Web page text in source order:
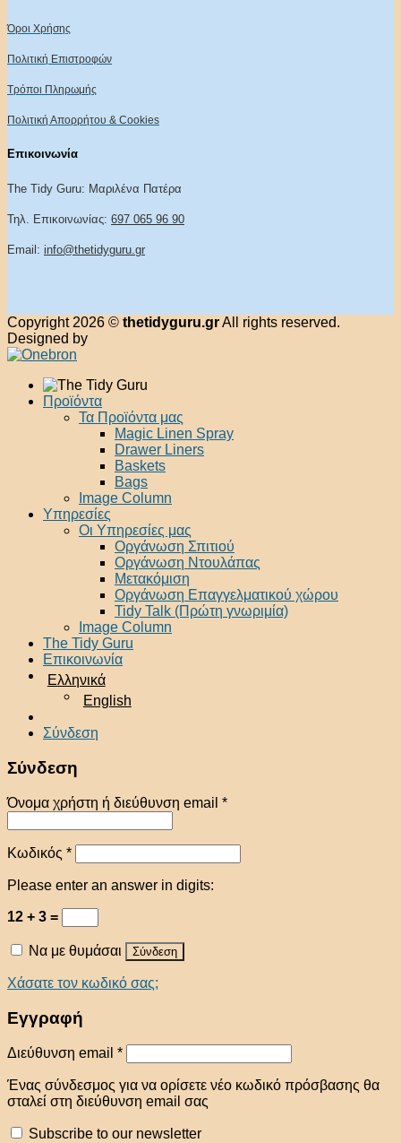
Όροι Χρήσης
Πολιτική Επιστροφών
Τρόποι Πληρωμής
Πολιτική Απορρήτου & Cookies
Επικοινωνία
The Tidy Guru: Μαριλένα Πατέρα
Τηλ. Επικοινωνίας: 697 065 96 90
Email: info@thetidyguru.gr
Copyright 2026 © thetidyguru.grAll rights reserved.
Designed by
Προϊόντα
Τα Προϊόντα μας
Magic Linen Spray
Drawer Liners
Baskets
Bags
Image Column
Υπηρεσίες
Οι Υπηρεσίες μας
Οργάνωση Σπιτιού
Οργάνωση Ντουλάπας
Μετακόμιση
Οργάνωση Επαγγελματικού χώρου
Tidy Talk (Πρώτη γνωριμία)
Image Column
The Tidy Guru
Επικοινωνία
Ελληνικά
English
Σύνδεση
Σύνδεση
Όνομα χρήστη ή διεύθυνση email *
Κωδικός *
Please enter an answer in digits:
12 + 3 =
Να με θυμάσαι Σύνδεση
Χάσατε τον κωδικό σας;
Εγγραφή
Διεύθυνση email *
Ένας σύνδεσμος για να ορίσετε νέο κωδικό πρόσβασης θα
σταλεί στη διεύθυνση email σας
Subscribe to our newsletter